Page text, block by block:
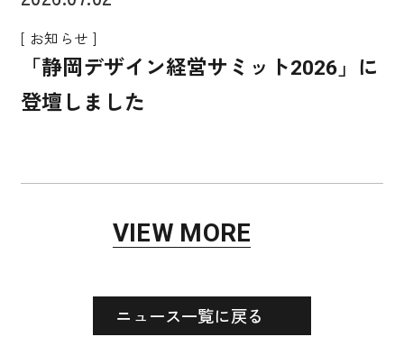
[ お知らせ ]
「静岡デザイン経営サミット2026」に
登壇しました
VIEW MORE
ニュース一覧に戻る